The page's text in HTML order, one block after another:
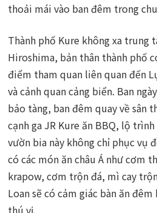
thoải mái vào ban đêm trong
Thành phố Kure không xa trung
Hiroshima, bản thân thành phố
điểm tham quan liên quan đến
và cảnh quan cảng biển. Ban
bảo tàng, ban đêm quay về sân
cạnh ga JR Kure ăn BBQ, lộ
vườn bia này không chỉ phục vụ
có các món ăn châu Á như cơm
krapow, cơm trộn đá, mì cay
Loan sẽ có cảm giác bàn ăn
thú vị.